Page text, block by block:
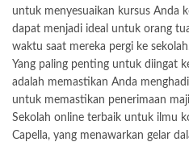
untuk menyesuaikan kursus Anda
dapat menjadi ideal untuk orang
waktu saat mereka pergi ke
Yang paling penting untuk diingat
adalah memastikan Anda
untuk memastikan penerimaan
Sekolah online terbaik untuk ilmu
Capella, yang menawarkan gelar